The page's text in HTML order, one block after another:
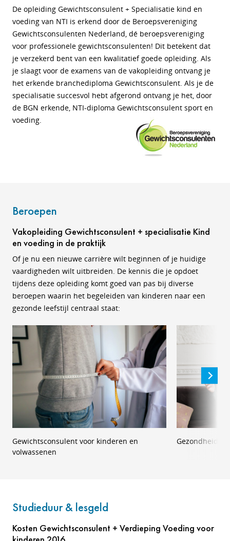
De opleiding Gewichtsconsulent + Specialisatie kind en
voeding van NTI is erkend door de Beroepsvereniging
Gewichtsconsulenten Nederland, dé beroepsvereniging
voor professionele gewichtsconsulenten! Dit betekent dat
je verzekerd bent van een kwalitatief goede opleiding. Als
je slaagt voor de examens van de vakopleiding ontvang je
het erkende branchediploma Gewichtsconsulent. Als je de
specialisatie succesvol hebt afgerond ontvang je het, door
de BGN erkende, NTI-diploma Gewichtsconsulent sport en
voeding.
Beroepen
Vakopleiding Gewichtsconsulent + specialisatie Kind
en voeding in de praktijk
Of je nu een nieuwe carrière wilt beginnen of je huidige
vaardigheden wilt uitbreiden. De kennis die je opdoet
tijdens deze opleiding komt goed van pas bij diverse
beroepen waarin het begeleiden van kinderen naar een
gezonde leefstijl centraal staat:
Gewichtsconsulent voor kinderen en
volwassenen
Studieduur & lesgeld
Kosten Gewichtsconsulent + Verdieping Voeding voor